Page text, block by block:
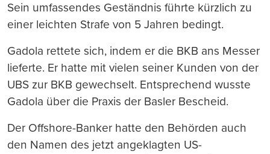
Sein umfassendes Geständnis führte kürzlich zu
einer leichten Strafe von 5 Jahren bedingt.
Gadola rettete sich, indem er die BKB ans Messer
lieferte. Er hatte mit vielen seiner Kunden von der
UBS zur BKB gewechselt. Entsprechend wusste
Gadola über die Praxis der Basler Bescheid.
Der Offshore-Banker hatte den Behörden auch
den Namen des jetzt angeklagten US-